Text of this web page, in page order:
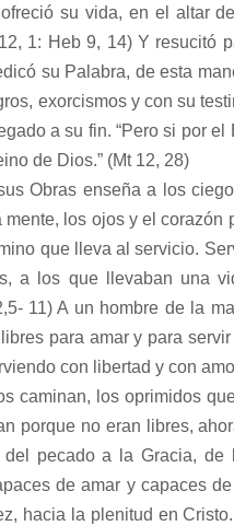
su vida, en el altar
1: Heb 9, 14) Y resucitó
su Palabra, de esta
exorcismos y con su
a su fin. “Pero si por
de Dios.” (Mt 12, 28)
Obras enseña a los
los ojos y el
que lleva al servicio.
a los que llevaban una
11) A un hombre de la
para amar y para
con libertad y con
caminan, los oprimidos
porque no eran libres,
pecado a la Gracia, de
de amar y capaces
hacia la plenitud en